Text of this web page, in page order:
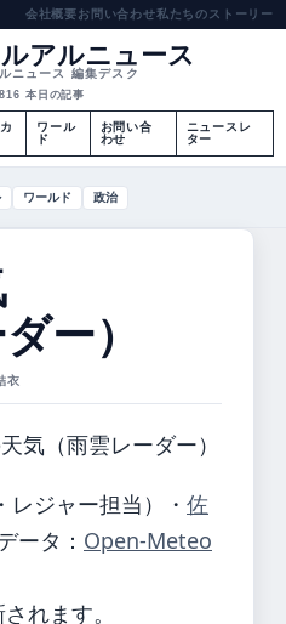
会社概要お問い合わせ私たちのストーリー
アルニュース
ニュース 編集デスク
16 本日の記事
ワール
ド
お問い合
わせ
ニュースレ
ター
ワールド 政治
ー）
衣
気（雨雲レーダー）
レジャー担当） ・ 佐
ータ： Open-Meteo
れます。